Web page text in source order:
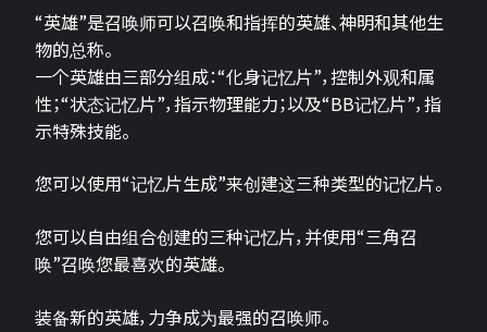
“英雄”是召唤师可以召唤和指挥的英雄、神明和其他生
物的总称。
一个英雄由三部分组成：“化身记忆片”，控制外观和属
性；“状态记忆片”，指示物理能力；以及“BB记忆片”，指
示特殊技能。
您可以使用“记忆片生成”来创建这三种类型的记忆片。
您可以自由组合创建的三种记忆片，并使用“三角召
唤”召唤您最喜欢的英雄。
装备新的英雄，力争成为最强的召唤师。